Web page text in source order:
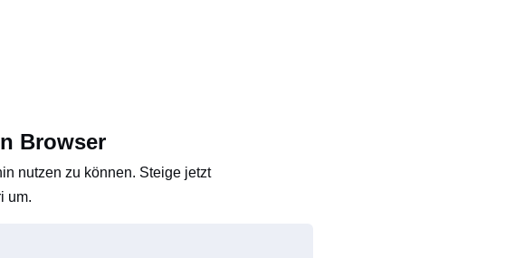
Browser
nutzen zu können. Steige jetzt
um.